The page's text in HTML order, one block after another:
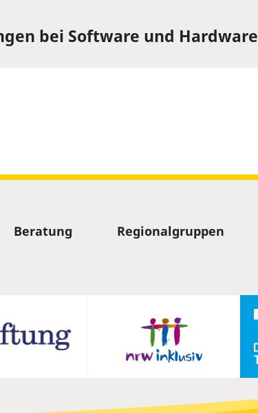
bei Software und Hardware
Beratung Regionalgruppen